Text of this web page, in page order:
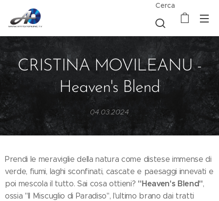
Cerca
CRISTINA MOVILEANU -
Heaven's Blend
04.03.2024
Prendi le meraviglie della natura come distese immense di
verde, fiumi, laghi sconfinati, cascate e paesaggi innevati e
poi mescola il tutto. Sai cosa ottieni? "Heaven's Blend",
ossia "Il Miscuglio di Paradiso", l'ultimo brano dai tratti